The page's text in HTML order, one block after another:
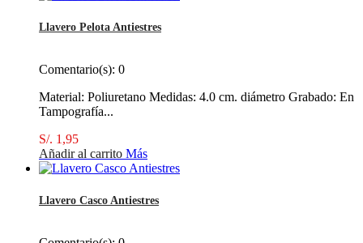
Llavero Pelota Antiestres
Comentario(s): 0
Material: Poliuretano Medidas: 4.0 cm. diámetro Grabado: En
Tampografía...
S/. 1,95
Añadir al carrito Más
Llavero Casco Antiestres